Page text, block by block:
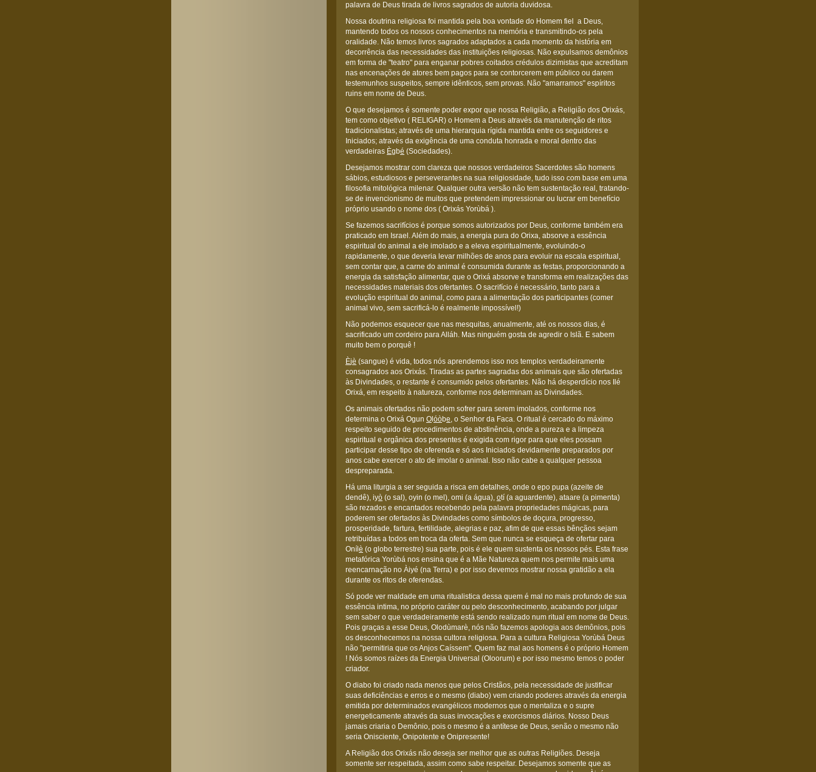
palavra de Deus tirada de livros sagrados de autoria duvidosa.
Nossa doutrina religiosa foi mantida pela boa vontade do Homem fiel a Deus,
mantendo todos os nossos conhecimentos na memória e transmitindo-os pela
oralidade. Não temos livros sagrados adaptados a cada momento da história em
decorrência das necessidades das instituições religiosas. Não expulsamos demônios
em forma de "teatro" para enganar pobres coitados crédulos dizimistas que acreditam
nas encenações de atores bem pagos para se contorcerem em público ou darem
testemunhos suspeitos, sempre idênticos, sem provas. Não "amarramos" espíritos
ruins em nome de Deus.
O que desejamos é somente poder expor que nossa Religião, a Religião dos Orixás,
tem como objetivo ( RELIGAR) o Homem a Deus através da manutenção de ritos
tradicionalistas; através de uma hierarquia rígida mantida entre os seguidores e
Iniciados; através da exigência de uma conduta honrada e moral dentro das
verdadeiras Ègbé (Sociedades).
Desejamos mostrar com clareza que nossos verdadeiros Sacerdotes são homens
sábios, estudiosos e perseverantes na sua religiosidade, tudo isso com base em uma
filosofia mitológica milenar. Qualquer outra versão não tem sustentação real, tratando-
se de invencionismo de muitos que pretendem impressionar ou lucrar em benefício
próprio usando o nome dos ( Orixás Yorùbá ).
Se fazemos sacrifícios é porque somos autorizados por Deus, conforme também era
praticado em Israel. Além do mais, a energia pura do Orixa, absorve a essência
espiritual do animal a ele imolado e a eleva espiritualmente, evoluindo-o
rapidamente, o que deveria levar milhões de anos para evoluir na escala espiritual,
sem contar que, a carne do animal é consumida durante as festas, proporcionando a
energia da satisfação alimentar, que o Orixá absorve e transforma em realizações das
necessidades materiais dos ofertantes. O sacrifício é necessário, tanto para a
evolução espiritual do animal, como para a alimentação dos participantes (comer
animal vivo, sem sacrificá-lo é realmente impossível!)
Não podemos esquecer que nas mesquitas, anualmente, até os nossos dias, é
sacrificado um cordeiro para Alláh. Mas ninguém gosta de agredir o Islã. E sabem
muito bem o porquê !
Èjè (sangue) é vida, todos nós aprendemos isso nos templos verdadeiramente
consagrados aos Orixás. Tiradas as partes sagradas dos animais que são ofertadas
às Divindades, o restante é consumido pelos ofertantes. Não há desperdício nos Ilé
Orixá, em respeito à natureza, conforme nos determinam as Divindades.
Os animais ofertados não podem sofrer para serem imolados, conforme nos
determina o Orixá Ogun O óòbe, o Senhor da Faca. O ritual é cercado do máximo
respeito seguido de procedimentos de abstinência, onde a pureza e a limpeza
espiritual e orgânica dos presentes é exigida com rigor para que eles possam
participar desse tipo de oferenda e só aos Iniciados devidamente preparados por
anos cabe exercer o ato de imolar o animal. Isso não cabe a qualquer pessoa
despreparada.
Há uma liturgia a ser seguida a risca em detalhes, onde o epo pupa (azeite de
dendê), iyò (o sal), oyin (o mel), omi (a água), otí (a aguardente), ataare (a pimenta)
são rezados e encantados recebendo pela palavra propriedades mágicas, para
poderem ser ofertados às Divindades como símbolos de doçura, progresso,
prosperidade, fartura, fertilidade, alegrias e paz, afim de que essas bênçãos sejam
retribuídas a todos em troca da oferta. Sem que nunca se esqueça de ofertar para
Oníl è (o globo terrestre) sua parte, pois é ele quem sustenta os nossos pés. Esta frase
metafórica Yorùbá nos ensina que é a Mãe Natureza quem nos permite mais uma
reencarnação no Àiyé (na Terra) e por isso devemos mostrar nossa gratidão a ela
durante os ritos de oferendas.
Só pode ver maldade em uma ritualistica dessa quem é mal no mais profundo de sua
essência intima, no próprio caráter ou pelo desconhecimento, acabando por julgar
sem saber o que verdadeiramente está sendo realizado num ritual em nome de Deus.
Pois graças a esse Deus, Olodùmarè, nós não fazemos apologia aos demônios, pois
os desconhecemos na nossa cultora religiosa. Para a cultura Religiosa Yorùbá Deus
não "permitiria que os Anjos Caíssem". Quem faz mal aos homens é o próprio Homem
! Nós somos raízes da Energia Universal (Oloorum) e por isso mesmo temos o poder
criador.
O diabo foi criado nada menos que pelos Cristãos, pela necessidade de justificar
suas deficiências e erros e o mesmo (diabo) vem criando poderes através da energia
emitida por determinados evangélicos modernos que o mentaliza e o supre
energeticamente através da suas invocações e exorcismos diários. Nosso Deus
jamais criaria o Demônio, pois o mesmo é a antítese de Deus, senão o mesmo não
seria Onisciente, Onipotente e Onipresente!
A Religião dos Orixás não deseja ser melhor que as outras Religiões. Deseja
somente ser respeitada, assim como sabe respeitar. Desejamos somente que as